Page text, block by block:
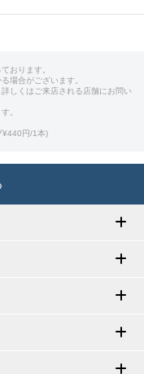
おります。
場合がございます。
しくはご来店される店舗にお問い
。
¥440円/1本)